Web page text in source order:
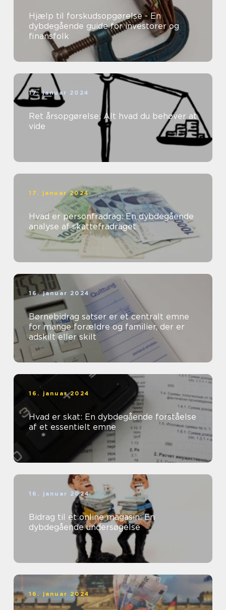
Hjælp til forskudsopgørelse - En
dybdegående guide for investorer og
finansfolk
17. januar 2024
Ret årsopgørelse: Alt hvad du behøver at
vide
17. januar 2024
Hvad er personfradrag: En dybdegående
analyse af skattefradraget
16. januar 2024
Børnebidrag satser er et centralt emne
for mange forældre og familier, der er
adskilt eller skilt
16. januar 2024
Hvad er skat: En dybdegående forståelse
af et essentielt emne
16. januar 2024
Bidrag til et online magasin: En
dybdegående undersøgelse
16. januar 2024